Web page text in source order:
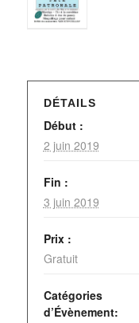
DÉTAILS
Début :
2 juin 2019
Fin :
3 juin 2019
Prix :
Gratuit
Catégories
d’Évènement: